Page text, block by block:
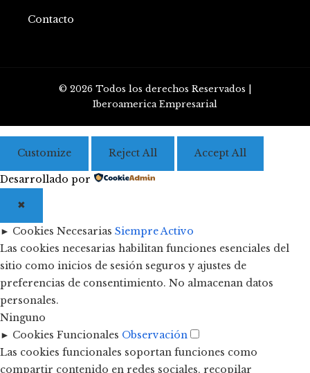
Contacto
© 2026 Todos los derechos Reservados |
Iberoamerica Empresarial
Customize Reject All Accept All
Desarrollado por
✖
► Cookies Necesarias Siempre Activo
Las cookies necesarias habilitan funciones esenciales del
sitio como inicios de sesión seguros y ajustes de
preferencias de consentimiento. No almacenan datos
personales.
Ninguno
► Cookies Funcionales Observación
Las cookies funcionales soportan funciones como
compartir contenido en redes sociales, recopilar